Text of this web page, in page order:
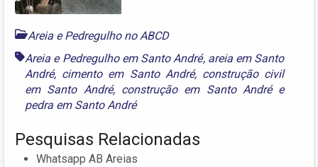
Areia e Pedregulho no ABCD
Areia e Pedregulho em Santo André, areia em Santo
André, cimento em Santo André, construção civil
em Santo André, construção em Santo Andrée
pedra em Santo André
Pesquisas Relacionadas
Whatsapp AB Areias